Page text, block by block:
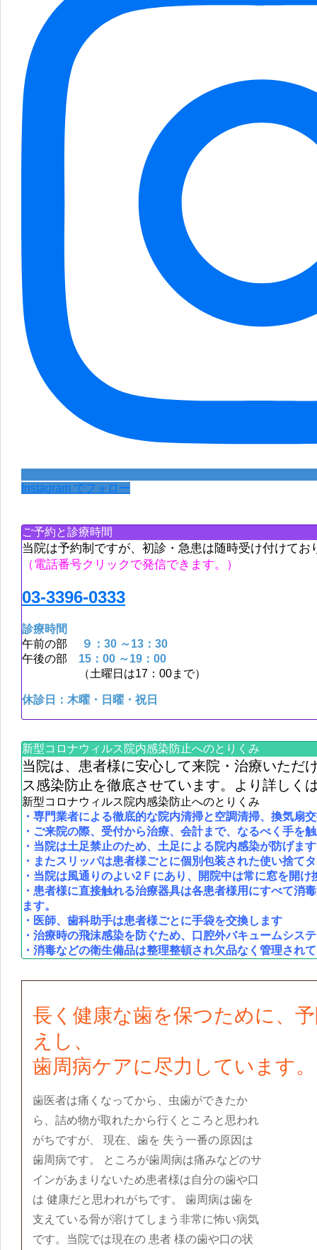
Instagram でフォロー
ご予約と診療時間
当院は予約制ですが、初診・急患は随時受け付けて
（電話番号クリックで発信できます。）
03-3396-0333
診療時間
午前の部
９：30 ～13：30
午後の部 15：00 ～19：00
（土曜日は17：00まで）
休診日：木曜・日曜・祝日
新型コロナウィルス院内感染防止へのとりくみ
当院は、患者様に安心して来院・治療いただ
ス感染防止を徹底させています。より詳しく
新型コロナウィルス院内感染防止へのとりくみ
・専門業者による徹底的な院内清掃と空調清掃、換気扇
・ご来院の際、受付から治療、会計まで、なるべく手を
・当院は土足禁止のため、土足による院内感染が防げま
・またスリッパは患者様ごとに個別包装された使い捨て
・当院は風通りのよい2Ｆにあり、開院中は常に窓を開け
・患者様に直接触れる治療器具は各患者様用にすべて消
ます。
・医師、歯科助手は患者様ごとに手袋を交換します
・治療時の飛沫感染を防ぐため、口腔外バキュームシス
・消毒などの衛生備品は整理整頓され欠品なく管理され
長く健康な歯を保つために、
えし、
歯周病ケアに尽力しています。
歯医者は痛くなってから、虫歯ができたか
ら、詰め物が取れたから行くところと思われ
がちですが、 現在、歯を 失う一番の原因は
歯周病です。 ところが歯周病は痛みなどのサ
インがあまりないため患者様は自分の歯や口
は 健康だと思われがちです。 歯周病は歯を
支えている骨が溶けてしまう非常に怖い病気
です。当院では現在の 患者 様の歯や口の状